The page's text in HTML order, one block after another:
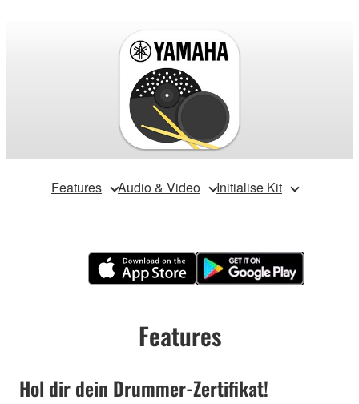
Features Audio & Video Initialise Kit
Features
Hol dir dein Drummer-Zertifikat!